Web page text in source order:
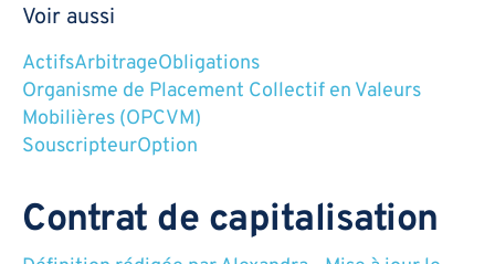
Voir aussi
ActifsArbitrageObligations
Organisme de Placement Collectif en Valeurs
Mobilières (OPCVM)
SouscripteurOption
Contrat de capitalisation